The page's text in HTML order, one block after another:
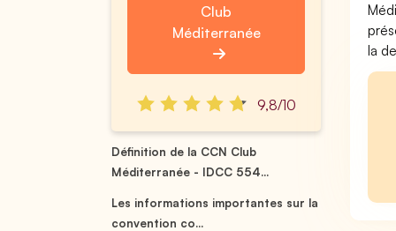
Club
Méditerranée
9,8/10
Définition de la CCN Club
Méditerranée - IDCC 554...
Les informations importantes sur la
convention co...
la